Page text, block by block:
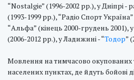
“Nostalgie” (1996-2002 рр.), у Дніпрі -
(1993-1999 рр.), “Радіо Спорт
“Альфа” (кінець 2000-грудень 2001),
(2006-2012 рр.), у Ладижині - “Тодор”
Мовлення на тимчасово окупованих
населених пунктах, де йдуть бойові